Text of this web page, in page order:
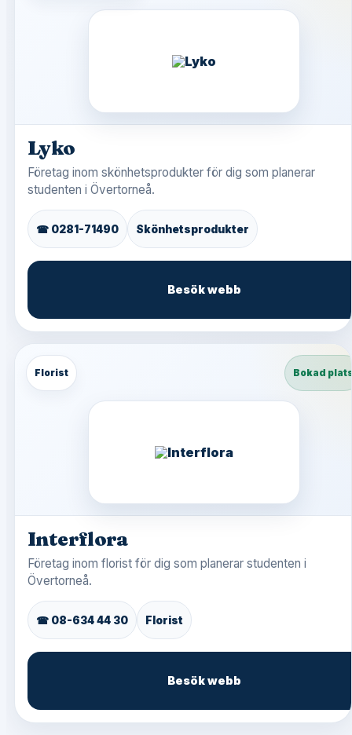
Lyko
Företag inom skönhetsprodukter för dig som planerar
studenten i Övertorneå.
☎ 0281-71490 Skönhetsprodukter
Besök webb
Florist Bokad
Interflora
Företag inom florist för dig som planerar studenten i
Övertorneå.
☎ 08-634 44 30 Florist
Besök webb